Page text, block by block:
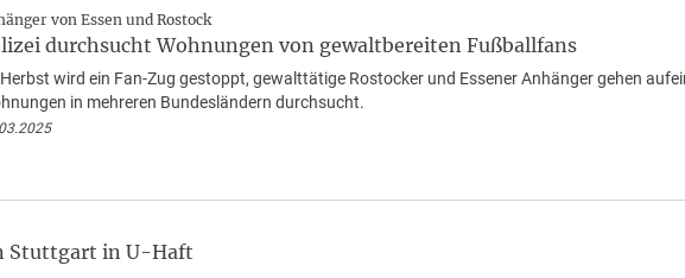
von Essen und Rostock
durchsucht Wohnungen von gewaltbereiten Fußballfans
wird ein Fan-Zug gestoppt, gewalttätige Rostocker und Essener Anhänger gehen
in mehreren Bundesländern durchsucht.
Stuttgart in U-Haft